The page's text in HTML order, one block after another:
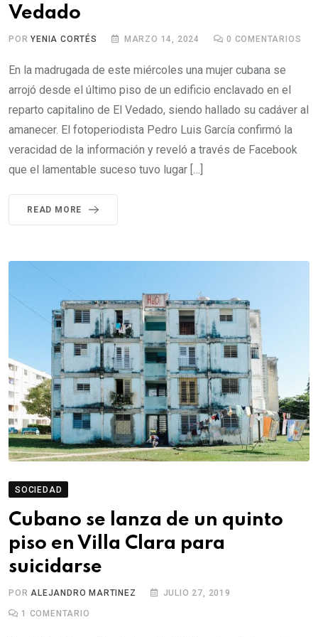
Vedado
PORYENIA CORTÉS MARZO 14, 2024 0 COMENTARIOS
En la madrugada de este miércoles una mujer cubana se
arrojó desde el último piso de un edificio enclavado en el
reparto capitalino de El Vedado, siendo hallado su cadáver al
amanecer. El fotoperiodista Pedro Luis García confirmó la
veracidad de la información y reveló a través de Facebook
que el lamentable suceso tuvo lugar […]
READ MORE
SOCIEDAD
Cubano se lanza de un quinto
piso en Villa Clara para
suicidarse
PORALEJANDRO MARTINEZ JULIO 27, 2019
1 COMENTARIO